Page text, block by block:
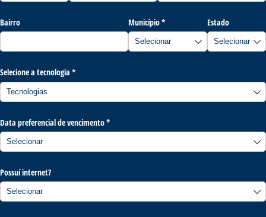
Bairro Município*
(obrigatório) Estado
Selecione a tecnologia *
(obrigatório)
Data preferencial de vencimento*
(obrigatório)
Possuí internet?